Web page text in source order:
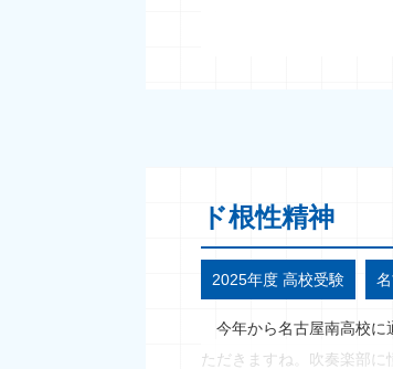
ド根性精神
2025年度 高校受験
今年から名古屋南高校に
ただきますね。吹奏楽部